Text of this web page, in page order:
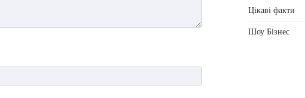
Цікаві факти
Шоу Бізнес